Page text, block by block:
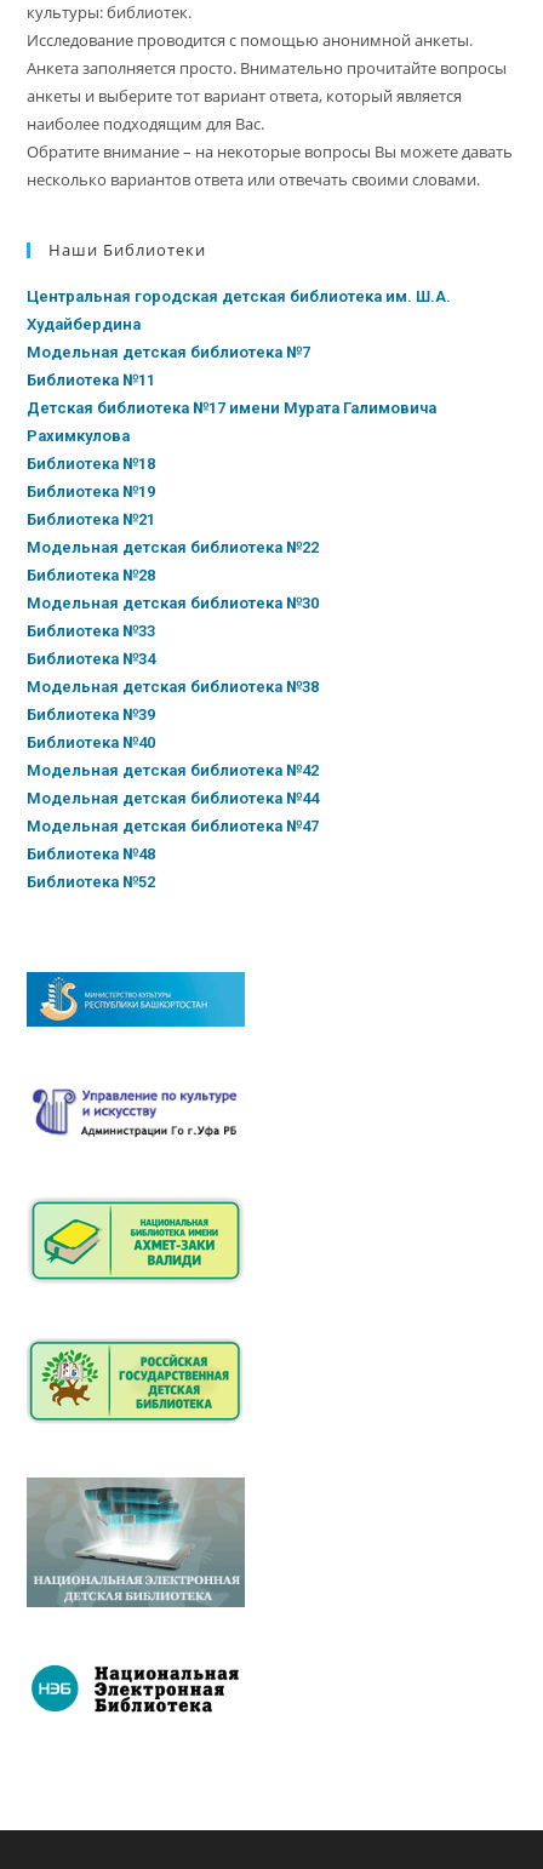
культуры: библиотек.
Исследование проводится с помощью анонимной анкеты.
Анкета заполняется просто. Внимательно прочитайте вопросы
анкеты и выберите тот вариант ответа, который является
наиболее подходящим для Вас.
Обратите внимание – на некоторые вопросы Вы можете давать
несколько вариантов ответа или отвечать своими словами.
Наши Библиотеки
Центральная городская детская библиотека им. Ш.А.
Худайбердина
Модельная детская библиотека №7
Библиотека №11
Детская библиотека №17 имени Мурата Галимовича
Рахимкулова
Библиотека №18
Библиотека №19
Библиотека №21
Модельная детская библиотека №22
Библиотека №28
Модельная детская библиотека №30
Библиотека №33
Библиотека №34
Модельная детская библиотека №38
Библиотека №39
Библиотека №40
Модельная детская библиотека №42
Модельная детская библиотека №44
Модельная детская библиотека №47
Библиотека №48
Библиотека №52